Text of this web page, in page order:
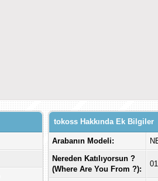
tokoss Hakkında Ek Bilgiler
Arabanın Modeli:
Nereden Katılıyorsun ?
(Where Are You From ?):